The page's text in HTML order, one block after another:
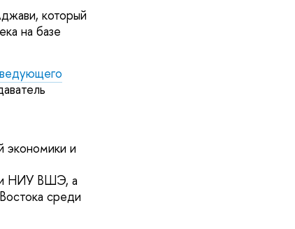
который
на базе
экономики и
НИУ ВШЭ, а
среди